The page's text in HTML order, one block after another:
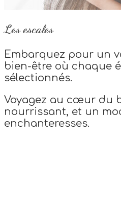
Les escales
Embarquez pour un
bien-être où chaque
sélectionnés.
Voyagez au cœur du
nourrissant, et un
enchanteresses.